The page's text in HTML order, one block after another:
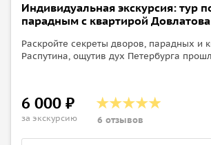
Индивидуальная экскурсия: тур
парадным с квартирой Довлатова
Раскройте секреты дворов, парадных и
Распутина, ощутив дух Петербурга
6 000 ₽
за экскурсию 6 отзывов